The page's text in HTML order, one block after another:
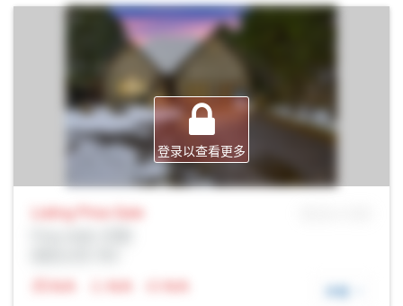
登录以查看更多
Listing Price Sale
N/A
N/A N/A 详细